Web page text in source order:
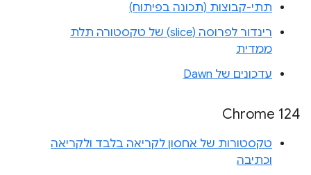
תתי-קבוצות (תכונה בפיתוח)
רינדור לפרוסה (slice) של טקסטורה תלת
ממדית
עדכונים של Dawn
Chrome 124
טקסטורות של אחסון לקריאה בלבד ולקריאה
וכתיבה